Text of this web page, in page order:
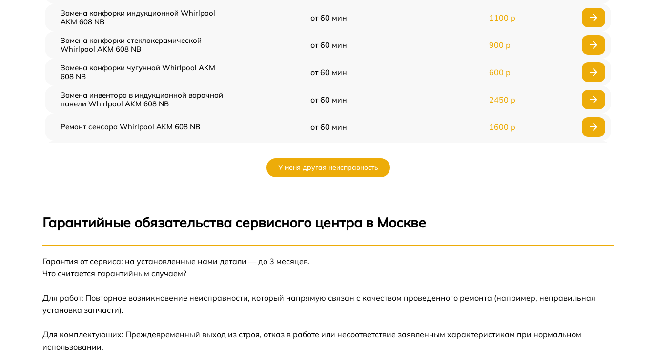
Замена конфорки индукционной Whirlpool
AKM 608 NB
от 60 мин 1100 р
Замена конфорки стеклокерамической
Whirlpool AKM 608 NB
от 60 мин 900 р
Замена конфорки чугунной Whirlpool AKM
608 NB
от 60 мин 600 р
Замена инвентора в индукционной варочной
панели Whirlpool AKM 608 NB
от 60 мин 2450 р
Ремонт сенсора Whirlpool AKM 608 NB от 60 мин 1600 р
Замена сенсора Whirlpool AKM 608 NB
У меня другая неисправность
Гарантийные обязательства сервисного центра в Москве
Гарантия от сервиса: на установленные нами детали — до 3 месяцев.
Что считается гарантийным случаем?
Для работ: Повторное возникновение неисправности, который напрямую связан с качеством проведенного ремонта (например, неправильная
установка запчасти).
Для комплектующих: Преждевременный выход из строя, отказ в работе или несоответствие заявленным характеристикам при нормальном
использовании.